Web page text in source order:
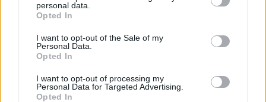
personal data.
Opted In
I want to opt-out of the Sale of my
Personal Data.
Opted In
I want to opt-out of processing my
Personal Data for Targeted Advertising.
Opted In